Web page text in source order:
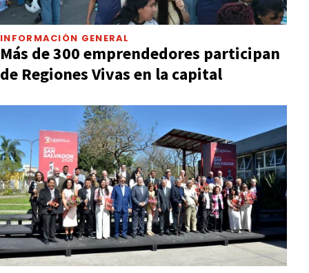
INFORMACIÓN GENERAL
Más de 300 emprendedores participan
de Regiones Vivas en la capital